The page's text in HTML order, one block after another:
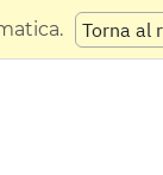
Torna al